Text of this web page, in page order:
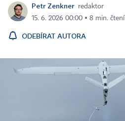
Petr Zenkner
redaktor
15. 6. 2026 00:00 ▪ 8 min. čtení
ODEBÍRAT AUTORA